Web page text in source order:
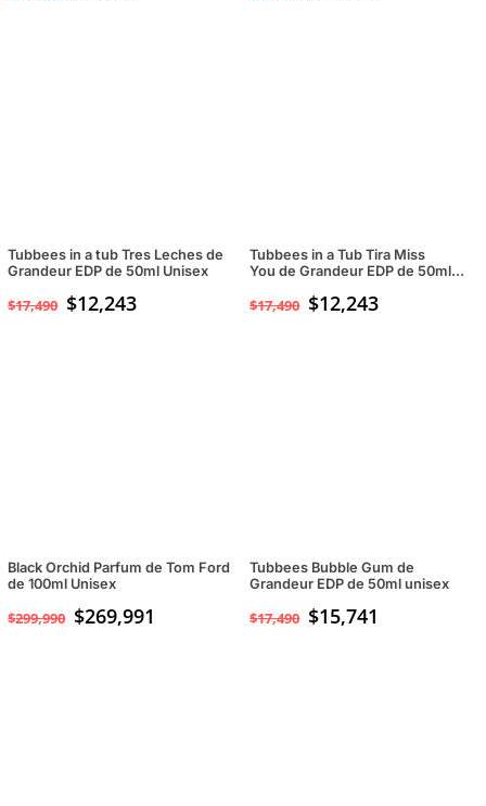
Tubbees in a tub Tres Leches de
Grandeur EDP de 50ml Unisex
$17,490 $12,243
Tubbees in a Tub Tira Miss
You de Grandeur EDP de 50ml
$17,490 $12,243
Black Orchid Parfum de Tom Ford
de 100ml Unisex
$299,990 $269,991
Tubbees Bubble Gum de
Grandeur EDP de 50ml unisex
$17,490 $15,741